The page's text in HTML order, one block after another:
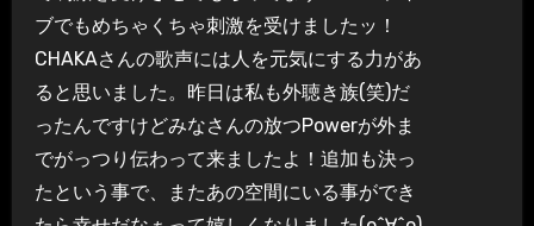
ブでもめちゃくちゃ刺激を受けましたッ！
CHAKAさんの歌声には人を元気にする力があ
ると思いました。昨日は私も外聴き族(笑)だ
ったんですけどみなさんの放つPowerが外ま
でがっつり伝わって来ましたよ！追加も決っ
たという事で、またあの空間にいる事ができ